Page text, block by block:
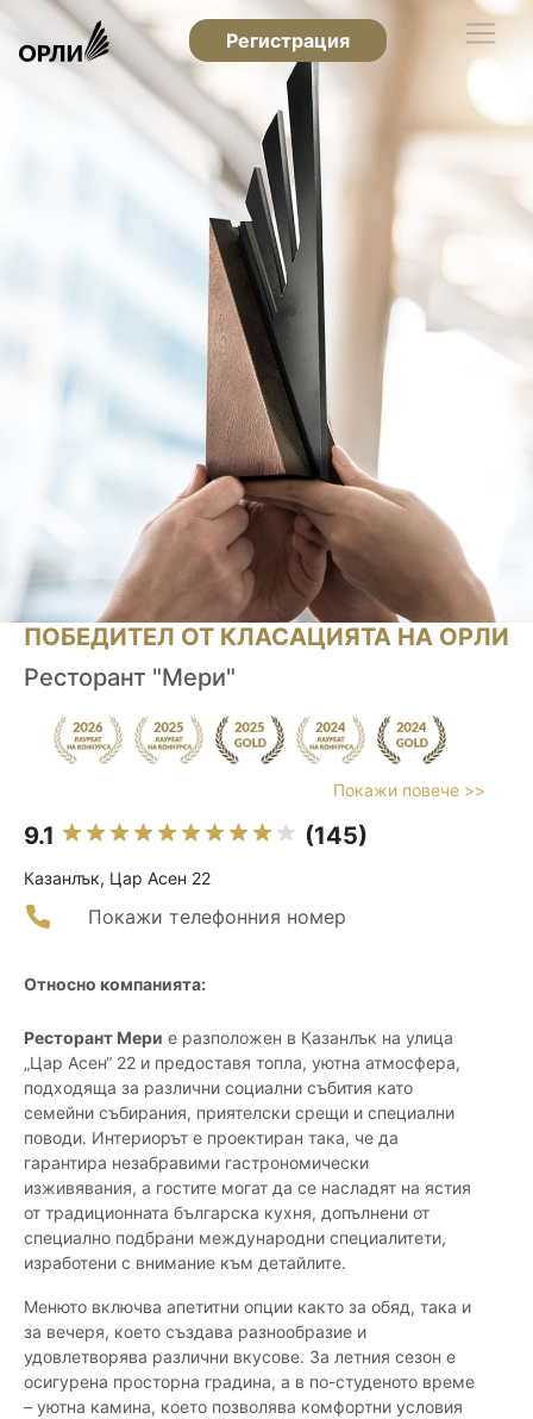
Регистрация
ПОБЕДИТЕЛ ОТ КЛАСАЦИЯТА НА ОРЛИ
Ресторант "Мери"
Покажи повече >>
9.1 (145)
Казанлък, Цар Асен 22
Покажи телефонния номер
Относно компанията:
Ресторант Мери е разположен в Казанлък на улица
„Цар Асен“ 22 и предоставя топла, уютна атмосфера,
подходяща за различни социални събития като
семейни събирания, приятелски срещи и специални
поводи. Интериорът е проектиран така, че да
гарантира незабравими гастрономически
изживявания, а гостите могат да се насладят на ястия
от традиционната българска кухня, допълнени от
специално подбрани международни специалитети,
изработени с внимание към детайлите.
Менюто включва апетитни опции както за обяд, така и
за вечеря, което създава разнообразие и
удовлетворява различни вкусове. За летния сезон е
осигурена просторна градина, а в по-студеното време
– уютна камина, което позволява комфортни условия